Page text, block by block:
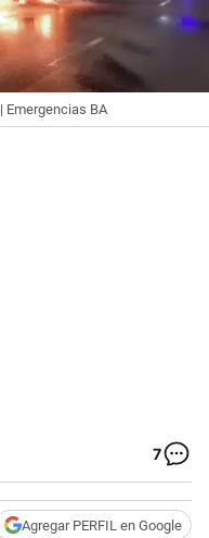
| Emergencias BA
7
Agregar PERFIL en Google